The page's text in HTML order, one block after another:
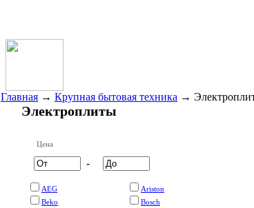
Главная → Крупная бытовая техника →
Электроплиты
Цена
-
AEG
Ariston
Beko
Bosch